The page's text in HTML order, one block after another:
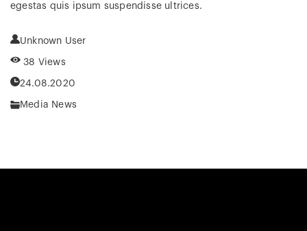
egestas quis ipsum suspendisse ultrices.
Unknown User
38 Views
24.08.2020
Media News